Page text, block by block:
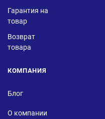
Гарантия на
товар
Возврат
товара
КОМПАНИЯ
Блог
О компании